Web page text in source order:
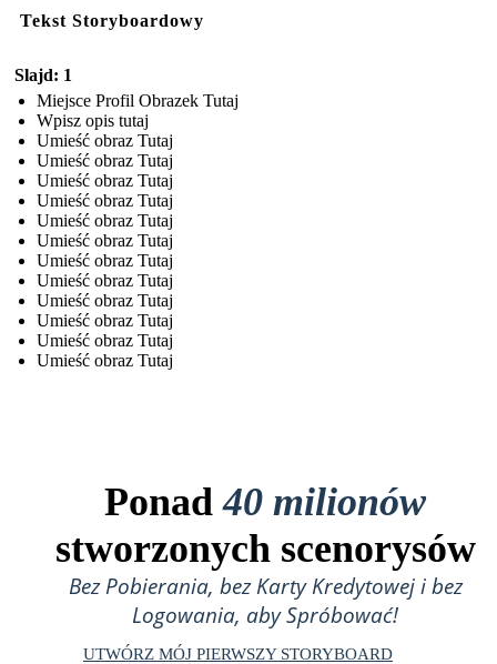
Tekst Storyboardowy
Slajd: 1
Miejsce Profil Obrazek Tutaj
Wpisz opis tutaj
Umieść obraz Tutaj
Umieść obraz Tutaj
Umieść obraz Tutaj
Umieść obraz Tutaj
Umieść obraz Tutaj
Umieść obraz Tutaj
Umieść obraz Tutaj
Umieść obraz Tutaj
Umieść obraz Tutaj
Umieść obraz Tutaj
Umieść obraz Tutaj
Umieść obraz Tutaj
Ponad40 milionów
stworzonych scenorysów
Bez Pobierania, bez Karty Kredytowej i bez
Logowania, aby Spróbować!
UTWÓRZ MÓJ PIERWSZY STORYBOARD